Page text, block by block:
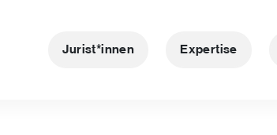
Jurist*innen Expertise